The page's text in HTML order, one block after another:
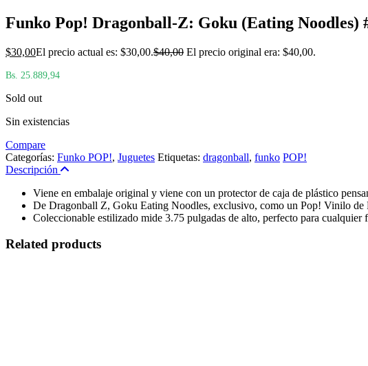
Funko Pop! Dragonball-Z: Goku (Eating Noodles)
$30,00El precio actual es: $30,00.$40,00 El precio original era: $40,00.
Bs. 25.889,94
Sold out
Sin existencias
Compare
Categorías: Funko POP!, Juguetes Etiquetas: dragonball, funko POP!
Descripción
Viene en embalaje original y viene con un protector de caja de plástico
De Dragonball Z, Goku Eating Noodles, exclusivo, como un Pop! Vinilo de
Coleccionable estilizado mide 3.75 pulgadas de alto, perfecto para cualquier
Related products